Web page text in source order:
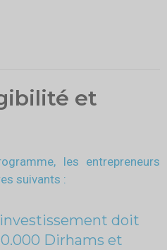
et
les entrepreneurs
suivants :
doit
Dirhams et